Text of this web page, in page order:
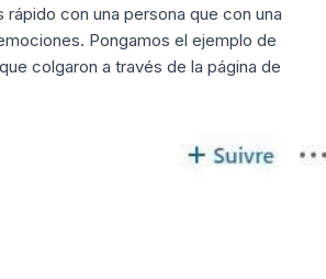
con una persona que con una
Pongamos el ejemplo de
colgaron a través de la página de